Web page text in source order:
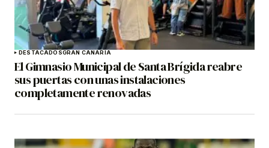
DESTACADOSGRAN CANARIA
El Gimnasio Municipal de Santa Brígida reabre
sus puertas con unas instalaciones
completamente renovadas